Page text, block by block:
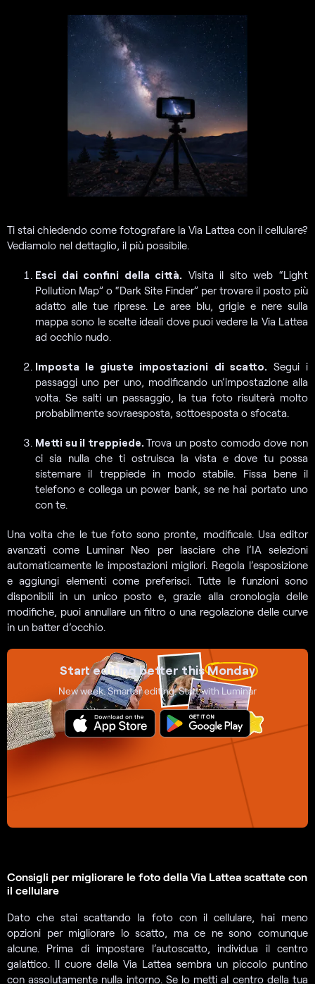
Ti stai chiedendo come fotografare la Via Lattea con il cellulare?
Vediamolo nel dettaglio, il più possibile.
Esci dai confini della città. Visita il sito web “Light
Pollution Map” o “Dark Site Finder” per trovare il posto più
adatto alle tue riprese. Le aree blu, grigie e nere sulla
mappa sono le scelte ideali dove puoi vedere la Via Lattea
ad occhio nudo.
Imposta le giuste impostazioni di scatto. Segui i
passaggi uno per uno, modificando un’impostazione alla
volta. Se salti un passaggio, la tua foto risulterà molto
probabilmente sovraesposta, sottoesposta o sfocata.
Metti su il treppiede.Trova un posto comodo dove non
ci sia nulla che ti ostruisca la vista e dove tu possa
sistemare il treppiede in modo stabile. Fissa bene il
telefono e collega un power bank, se ne hai portato uno
con te.
Una volta che le tue foto sono pronte, modificale. Usa editor
avanzati come Luminar Neo per lasciare che l’IA selezioni
automaticamente le impostazioni migliori. Regola l’esposizione
e aggiungi elementi come preferisci. Tutte le funzioni sono
disponibili in un unico posto e, grazie alla cronologia delle
modifiche, puoi annullare un filtro o una regolazione delle curve
in un batter d’occhio.
Start editing better thisMonday
New week. Smarter editing. Start with Luminar
Consigli per migliorare le foto della Via Lattea scattate con
il cellulare
Dato che stai scattando la foto con il cellulare, hai meno
opzioni per migliorare lo scatto, ma ce ne sono comunque
alcune. Prima di impostare l’autoscatto, individua il centro
galattico. Il cuore della Via Lattea sembra un piccolo puntino
con assolutamente nulla intorno. Se lo metti al centro della tua